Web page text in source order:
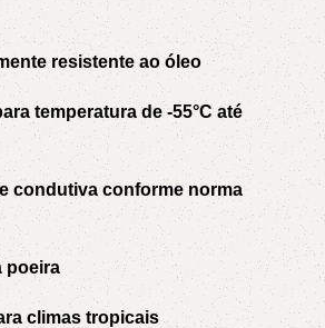
resistente ao óleo
temperatura de -55°C até
condutiva conforme norma
poeira
climas tropicais